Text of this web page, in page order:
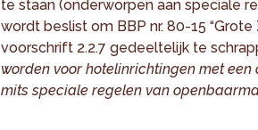
te staan (onderworpen aan speciale
wordt beslist om BBP nr. 80-15
voorschrift 2.2.7 gedeeltelijk te
worden voor hotelinrichtingen met
mits speciale regelen van